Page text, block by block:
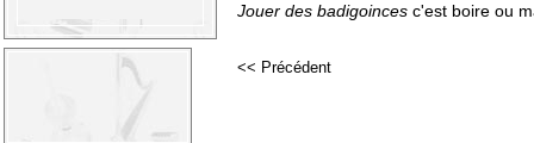
Jouer des badigoinces c'est boire ou
<< Précédent